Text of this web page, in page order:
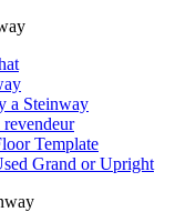
a Steinway
Template
Grand or Upright